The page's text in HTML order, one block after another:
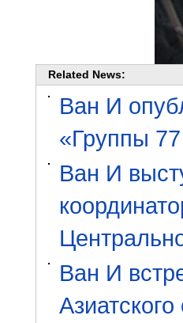
Related News:
Ван И
«Группы
Ван И
Ван И